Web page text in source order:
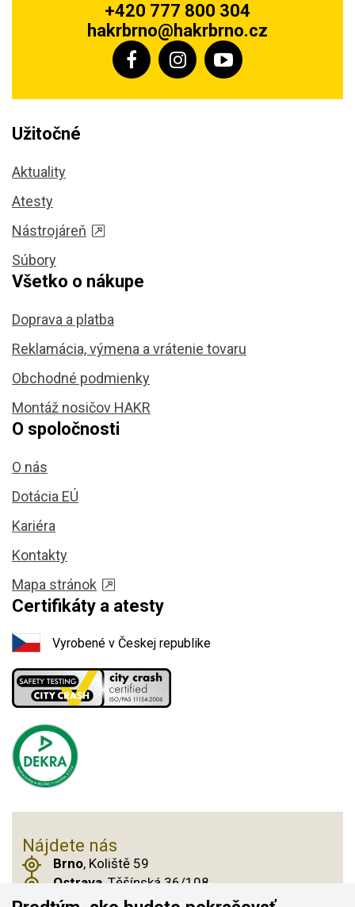
+420 777 800 304
hakrbrno@hakrbrno.cz
Užitočné
Aktuality
Atesty
Nástrojáreň
Súbory
Všetko o nákupe
Doprava a platba
Reklamácia, výmena a vrátenie tovaru
Obchodné podmienky
Montáž nosičov HAKR
O spoločnosti
O nás
Dotácia EÚ
Kariéra
Kontakty
Mapa stránok
Certifikáty a atesty
Vyrobené v Českej republike
Nájdete nás
Brno, Koliště 59
Ostrava, Těšínská 36/108
Praha 14, Českobrodská 901